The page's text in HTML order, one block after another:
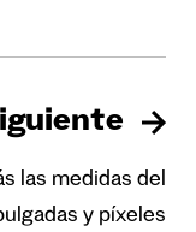
las medidas del
y píxeles